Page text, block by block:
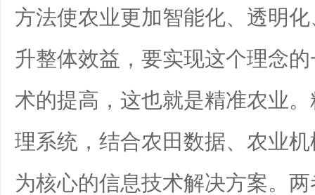
方法使农业更加智能化、透明
升整体效益，要实现这个理念
术的提高，这也就是精准农业
理系统，结合农田数据、农业
为核心的信息技术解决方案。